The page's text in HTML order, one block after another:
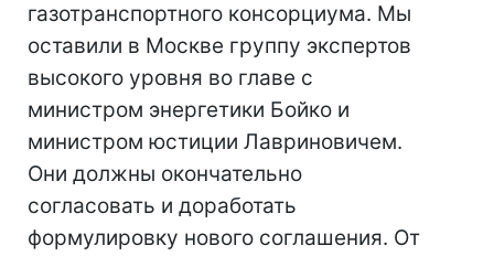
газотранспортного консорциума. Мы
оставили в Москве группу экспертов
высокого уровня во главе с
министром энергетики Бойко и
министром юстиции Лавриновичем.
Они должны окончательно
согласовать и доработать
формулировку нового соглашения. От